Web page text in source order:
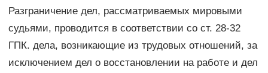
Разграничение дел, рассматриваемых мировыми
судьями, проводится в соответствии со ст. 28-32
ГПК. дела, возникающие из трудовых отношений, за
исключением дел о восстановлении на работе и дел